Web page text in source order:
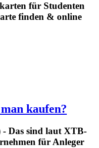
für Studenten
finden & online
kaufen?
Das sind laut XTB-
für Anleger